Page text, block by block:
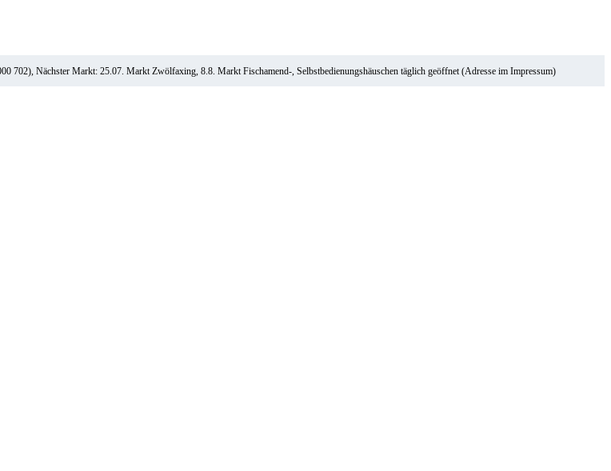
702), Nächster Markt: 25.07. Markt Zwölfaxing, 8.8. Markt Fischamend-, Selbstbedienungshäuschen täglich geöffnet (Adresse im Impressum)